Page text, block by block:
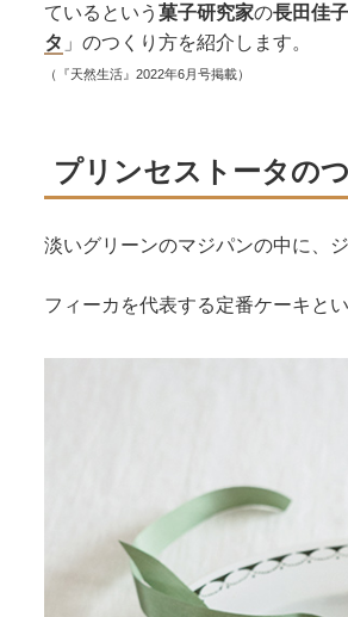
ているという 菓子研究家の長田佳子
タ 」のつくり方を紹介します。
（『天然生活』2022年6月号掲載）
プリンセストータの
淡いグリーンのマジパンの中に、
フィーカを代表する定番ケーキとい